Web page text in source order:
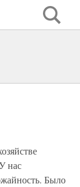
нас
Было